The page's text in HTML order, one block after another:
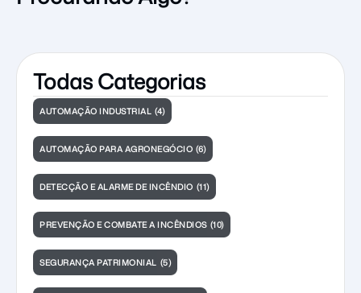
Todas Categorias
AUTOMAÇÃO INDUSTRIAL (4)
AUTOMAÇÃO PARA AGRONEGÓCIO (6)
DETECÇÃO E ALARME DE INCÊNDIO (11)
PREVENÇÃO E COMBATE A INCÊNDIOS (10)
SEGURANÇA PATRIMONIAL (5)